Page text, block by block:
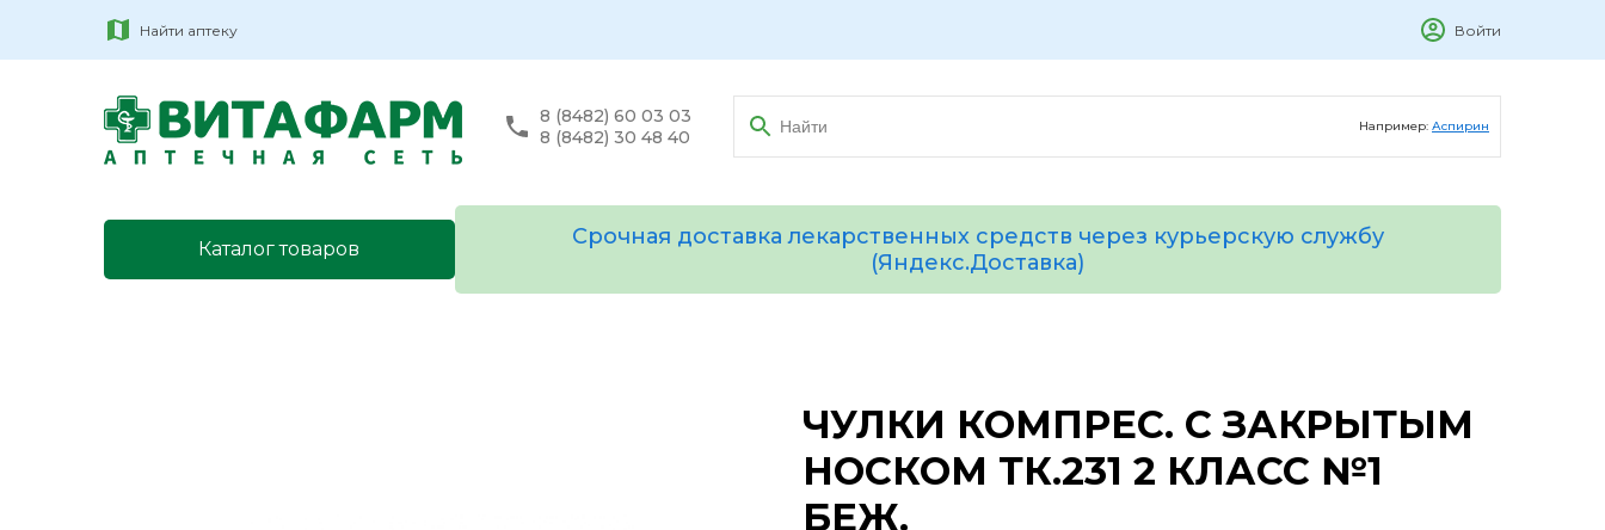
Найти аптеку Войти
8 (8482) 60 03 03
8 (8482) 30 48 40
Например: Аспирин
Каталог товаров
Срочная доставка лекарственных средств через курьерскую службу
(Яндекс.Доставка)
ЧУЛКИ КОМПРЕС. С ЗАКРЫТЫМ
НОСКОМ ТК.231 2 КЛАСС №1
БЕЖ.